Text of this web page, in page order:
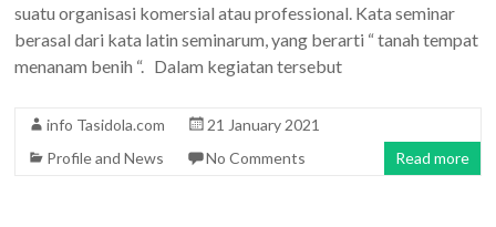
suatu organisasi komersial atau professional. Kata seminar
berasal dari kata latin seminarum, yang berarti “ tanah tempat
menanam benih “. Dalam kegiatan tersebut
info Tasidola.com
21 January 2021
Profile and News
No Comments Read more